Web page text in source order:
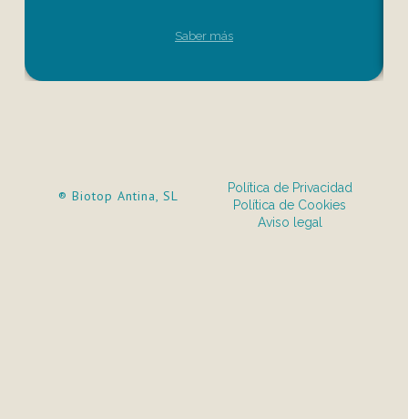
Saber más
® Biotop Antina, SL
Política de Privacidad
Política de Cookies
Aviso legal